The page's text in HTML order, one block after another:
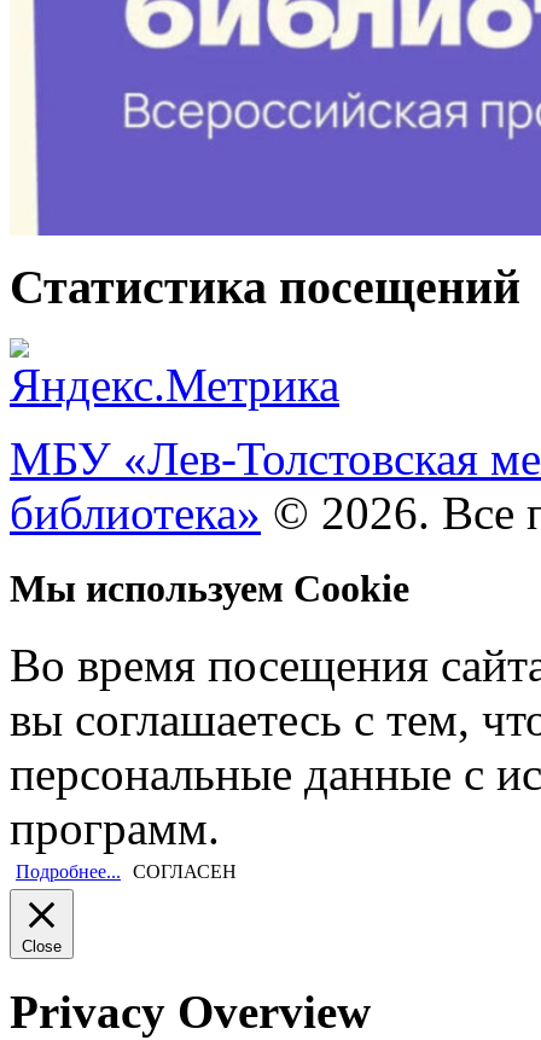
Статистика посещений
МБУ «Лев-Толстовская
библиотека» © 2026. Все
Мы используем Cookie
Во время посещения
вы соглашаетесь с тем,
персональные данные с
программ.
Подробнее... СОГЛАСЕН
Close
Privacy Overview